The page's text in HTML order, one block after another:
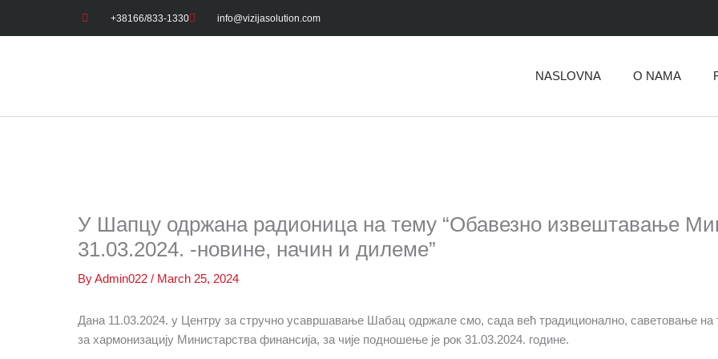
+38166/833-1330 info@vizijasolution.com
NASLOVNA O NAMA
У Шапцу одржана радионица на тему “Обавезно извештавање
31.03.2024. -новине, начин и дилеме”
ByAdmin022/ March 25, 2024
Дана 11.03.2024. у Центру за стручно усавршавање Шабац одржале смо, сада већ традиционално, саветовање на
за хармонизацију Министарства финансија, за чије подношење је рок 31.03.2024. године.